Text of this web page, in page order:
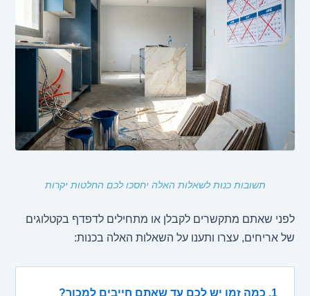
תשובות כנות לשאלות האלה יחסכו לכם החלטות יקרות
לפני שאתם מתקשרים לקבלן או מתחילים לדפדף בקטלוגים
של אריחים, עצרו ותענו על השאלות האלה בכנות:
1. כמה זמן יש לכם עד שאתם חייבים למכור?